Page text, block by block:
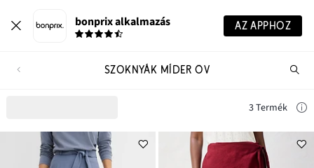
bonprix alkalmazás AZ APPHOZ
SZOKNYÁK MÍDER ÖV
3 Termék